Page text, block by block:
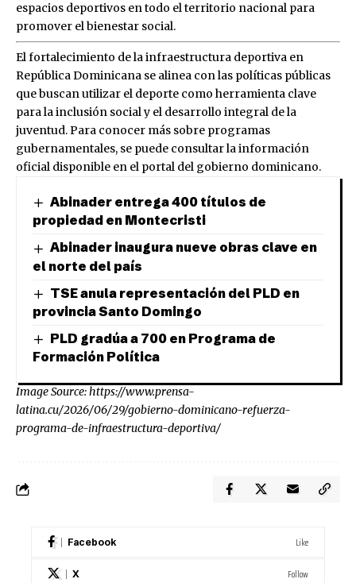
espacios deportivos en todo el territorio nacional para
promover el bienestar social.
El fortalecimiento de la infraestructura deportiva en
República Dominicana se alinea con las políticas públicas
que buscan utilizar el deporte como herramienta clave
para la inclusión social y el desarrollo integral de la
juventud. Para conocer más sobre programas
gubernamentales, se puede consultar la información
oficial disponible en el portal del gobierno dominicano.
Abinader entrega 400 títulos de
propiedad en Montecristi
Abinader inaugura nueve obras clave en
el norte del país
TSE anula representación del PLD en
provincia Santo Domingo
PLD gradúa a 700 en Programa de
Formación Política
Image Source:https://www.prensa-
latina.cu/2026/06/29/gobierno-dominicano-refuerza-
programa-de-infraestructura-deportiva/
Facebook Like
X Follow